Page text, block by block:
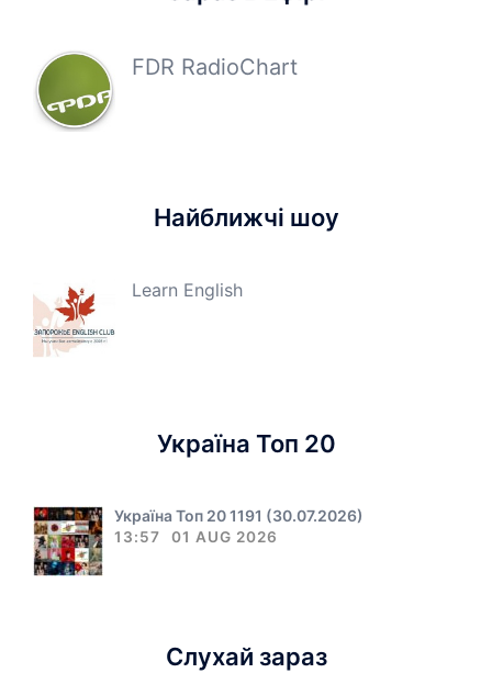
FDR RadioChart
Найближчі шоу
Learn English
Україна Топ 20
Україна Топ 20 1191 (30.07.2026)
13:57 01 AUG 2026
Слухай зараз